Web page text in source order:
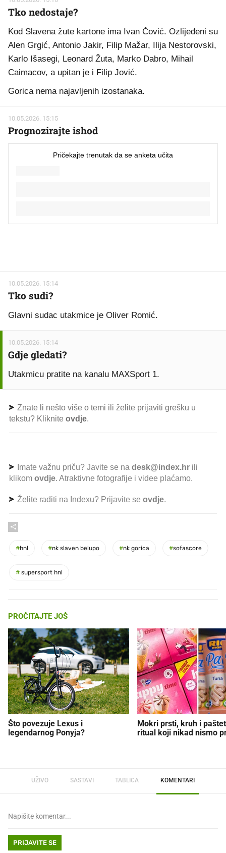
Tko nedostaje?
Kod Slavena žute kartone ima Ivan Čović. Ozlijeđeni su
Alen Grgić, Antonio Jakir, Filip Mažar, Ilija Nestorovski,
Karlo Išasegi, Leonard Žuta, Marko Dabro, Mihail
Caimacov, a upitan je i Filip Jović.
Gorica nema najavljenih izostanaka.
10.05.2026. 15:15
Prognozirajte ishod
10.05.2026. 15:14
Tko sudi?
Glavni sudac utakmice je Oliver Romić.
10.05.2026. 15:14
Gdje gledati?
Utakmicu pratite na kanalu MAXSport 1.
Znate li nešto više o temi ili želite prijaviti grešku u
tekstu? Kliknite ovdje.
Imate važnu priču? Javite se na desk@index.hr ili
klikom ovdje. Atraktivne fotografije i videe plaćamo.
Želite raditi na Indexu? Prijavite se ovdje.
#hnl #nk slaven belupo #nk gorica #sofascore
# supersport hnl
PROČITAJTE JOŠ
Što povezuje Lexus i
legendarnog Ponyja?
Mokri prsti, kruh i
ritual koji nikad nismo
UŽIVO SASTAVI TABLICA KOMENTARI
PRIJAVITE SE